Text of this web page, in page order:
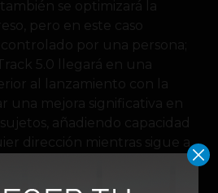
se optimizará la
pero en este caso
por una persona;
5.0 llegará en una
al lanzamiento con la
una mejora significativa en
añadiendo capacidad
dirección mientras sigue a